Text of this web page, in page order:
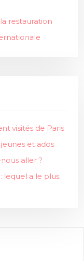
restauration
visités de Paris
et ados
aller ?
lequel a le plus